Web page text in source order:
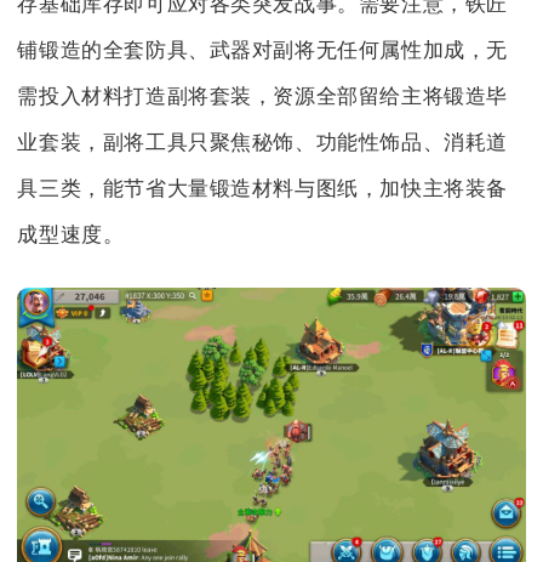
铺锻造的全套防具、武器对副将无任何属性加成，无
需投入材料打造副将套装，资源全部留给主将锻造毕
业套装，副将工具只聚焦秘饰、功能性饰品、消耗道
具三类，能节省大量锻造材料与图纸，加快主将装备
成型速度。